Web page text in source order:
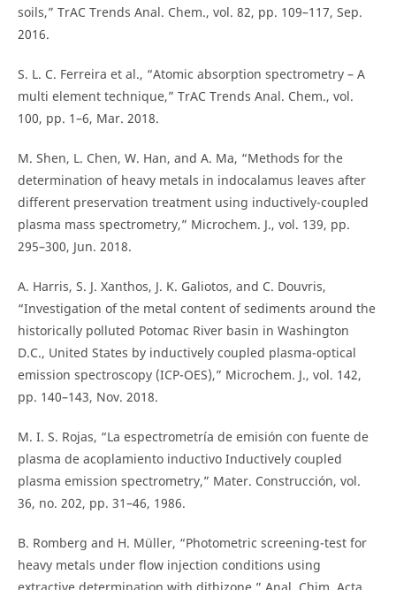
soils,” TrAC Trends Anal. Chem., vol. 82, pp. 109–117, Sep.
2016.
S. L. C. Ferreira et al., “Atomic absorption spectrometry – A
multi element technique,” TrAC Trends Anal. Chem., vol.
100, pp. 1–6, Mar. 2018.
M. Shen, L. Chen, W. Han, and A. Ma, “Methods for the
determination of heavy metals in indocalamus leaves after
different preservation treatment using inductively-coupled
plasma mass spectrometry,” Microchem. J., vol. 139, pp.
295–300, Jun. 2018.
A. Harris, S. J. Xanthos, J. K. Galiotos, and C. Douvris,
“Investigation of the metal content of sediments around the
historically polluted Potomac River basin in Washington
D.C., United States by inductively coupled plasma-optical
emission spectroscopy (ICP-OES),” Microchem. J., vol. 142,
pp. 140–143, Nov. 2018.
M. I. S. Rojas, “La espectrometría de emisión con fuente de
plasma de acoplamiento inductivo Inductively coupled
plasma emission spectrometry,” Mater. Construcción, vol.
36, no. 202, pp. 31–46, 1986.
B. Romberg and H. Müller, “Photometric screening-test for
heavy metals under flow injection conditions using